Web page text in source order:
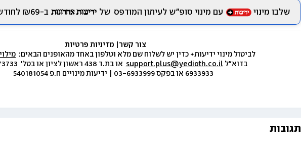
שלבו מינוי עם מינוי סופ״ש לעיתון המודפס של ב-₪69 לחודש.
צור קשר
לביטול מינוי ידיעות+ כדין יש לשלוח שם מלא וטלפון באחד מהאופנים הבאים:
בדוא״ל support.plus@yedioth.co.il
6933933 או בפקס 03-6933999 | ידיעות מינויים ח.פ 540181054
תגובות